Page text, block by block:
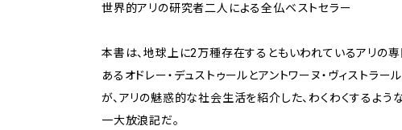
世界的アリの研究者二人による全仏ベストセラー
本書は、地球上に2万種存在するともいわれているアリの
あるオドレー・デュストゥールとアントワーヌ・ヴィストラー
が、アリの魅惑的な社会生活を紹介した、わくわくするよう
一大放浪記だ。